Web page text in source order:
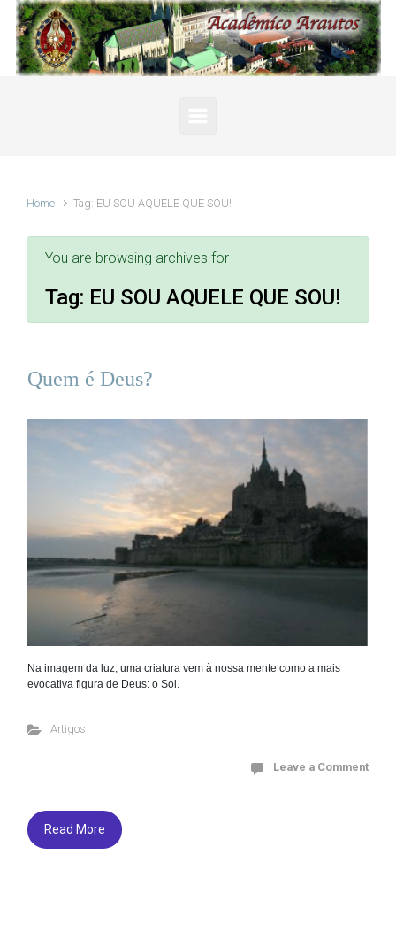
Skip to main content
Home Tag: EU SOU AQUELE QUE SOU!
You are browsing archives for
Tag: EU SOU AQUELE QUE SOU!
Quem é Deus?
Na imagem da luz, uma criatura vem à nossa mente como a mais
evocativa figura de Deus: o Sol.
Artigos
Leave a Comment
Read More